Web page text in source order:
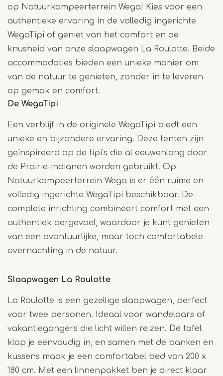
op Natuurkampeerterrein Wega! Kies voor een
authentieke ervaring in de volledig ingerichte
WegaTipi of geniet van het comfort en de
knusheid van onze slaapwagen La Roulotte. Beide
accommodaties bieden een unieke manier om
van de natuur te genieten, zonder in te leveren
op gemak en comfort.
De WegaTipi
Een verblijf in de originele WegaTipi biedt een
unieke en bijzondere ervaring. Deze tenten zijn
geïnspireerd op de tipi’s die al eeuwenlang door
de Prairie-indianen worden gebruikt. Op
Natuurkampeerterrein Wega is er één ruime en
volledig ingerichte WegaTipi beschikbaar. De
complete inrichting combineert comfort met een
authentiek oergevoel, waardoor je kunt genieten
van een avontuurlijke, maar toch comfortabele
overnachting in de natuur.
Slaapwagen La Roulotte
La Roulotte is een gezellige slaapwagen, perfect
voor twee personen. Ideaal voor wandelaars of
vakantiegangers die licht willen reizen. De tafel
klap je eenvoudig in, en samen met de banken en
kussens maak je een comfortabel bed van 200 x
180 cm. Met een linnenpakket ben je direct klaar